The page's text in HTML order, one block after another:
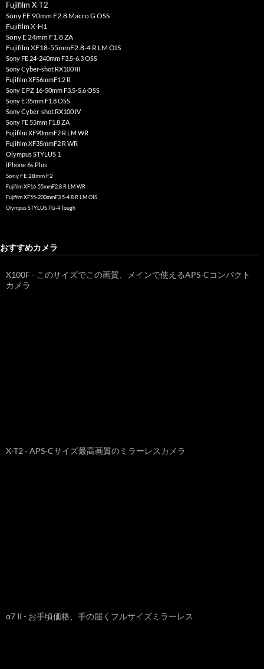
Fujifilm X-T2
Sony FE 90mm F2.8 Macro G OSS
Fujifilm X-H1
Sony E 24mm F1.8 ZA
Fujifilm XF18-55mmF2.8-4 R LM OIS
Sony FE 24-240mm F3.5-6.3 OSS
Sony Cyber-shot RX100 III
Fujifilm XF56mmF1.2 R
Sony E PZ 16-50mm F3.5-5.6 OSS
Sony E 35mm F1.8 OSS
Sony Cyber-shot RX100 IV
Sony FE 55mm F1.8 ZA
Fujifilm XF90mmF2 R LM WR
Fujifilm XF35mmF2 R WR
Olympus STYLUS 1
iPhone 6s Plus
Sony FE 28mm F2
Fujifilm XF16-55mmF2.8 R LM WR
Fujifilm XF55-200mmF3.5-4.8 R LM OIS
Olympus STYLUS TG-4 Tough
おすすめカメラ
X100F - このサイズでこの画質、メインで使えるAPS-Cコンパクト
カメラ
X-T2 - APS-Cサイズ最高画質のミラーレスカメラ
α7 II - お手頃価格、手の届くフルサイズミラーレス